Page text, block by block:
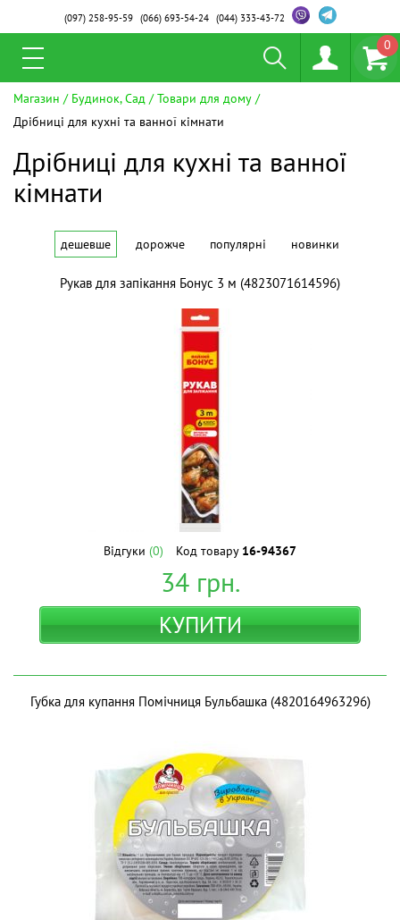
(097)258-95-59 (066)693-54-24 (044)333-43-72
0
Магазин Будинок, Сад
Товари для дому
Дрібниці для кухні та ванної кімнати
Дрібниці для кухні та ванної
кімнати
дешевше дорожче популярні новинки
Рукав для запікання Бонус 3 м (4823071614596)
Відгуки (0) Код товару 16-94367
34грн.
КУПИТИ
Губка для купання Помічниця Бульбашка (4820164963296)